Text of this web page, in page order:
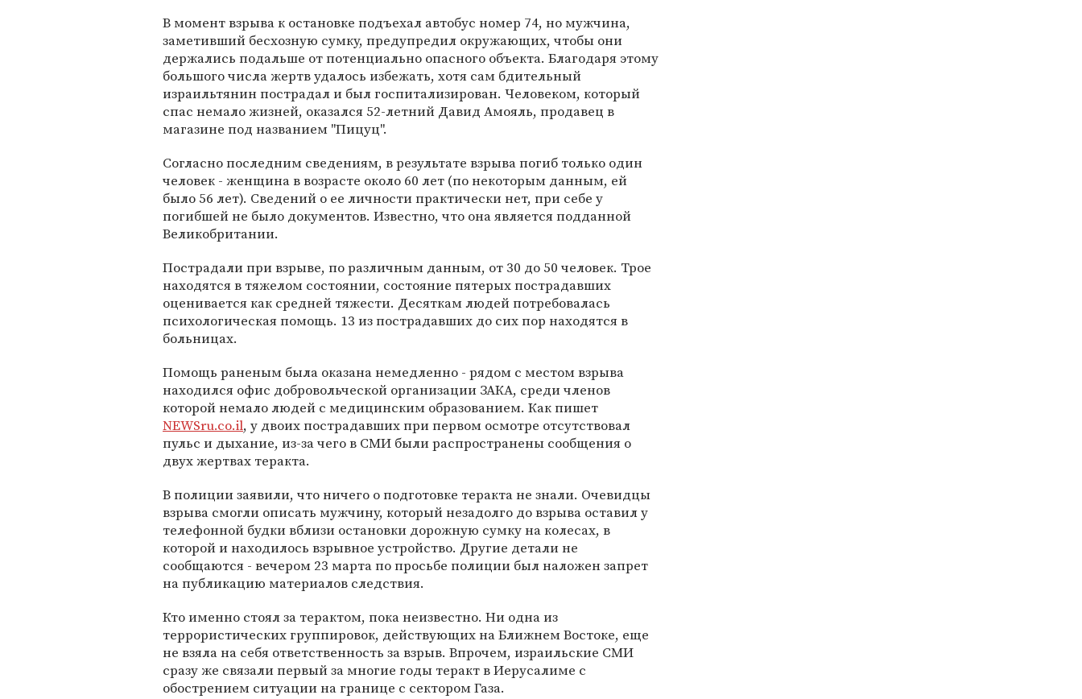
В момент взрыва к остановке подъехал автобус номер 74, но мужчина,
заметивший бесхозную сумку, предупредил окружающих, чтобы они
держались подальше от потенциально опасного объекта. Благодаря этому
большого числа жертв удалось избежать, хотя сам бдительный
израильтянин пострадал и был госпитализирован. Человеком, который
спас немало жизней, оказался 52-летний Давид Амояль, продавец в
магазине под названием "Пицуц".
Согласно последним сведениям, в результате взрыва погиб только один
человек - женщина в возрасте около 60 лет (по некоторым данным, ей
было 56 лет). Сведений о ее личности практически нет, при себе у
погибшей не было документов. Известно, что она является подданной
Великобритании.
Пострадали при взрыве, по различным данным, от 30 до 50 человек. Трое
находятся в тяжелом состоянии, состояние пятерых пострадавших
оценивается как средней тяжести. Десяткам людей потребовалась
психологическая помощь. 13 из пострадавших до сих пор находятся в
больницах.
Помощь раненым была оказана немедленно - рядом с местом взрыва
находился офис добровольческой организации ЗАКА, среди членов
которой немало людей с медицинским образованием. Как пишет
NEWSru.co.il, у двоих пострадавших при первом осмотре отсутствовал
пульс и дыхание, из-за чего в СМИ были распространены сообщения о
двух жертвах теракта.
В полиции заявили, что ничего о подготовке теракта не знали. Очевидцы
взрыва смогли описать мужчину, который незадолго до взрыва оставил у
телефонной будки вблизи остановки дорожную сумку на колесах, в
которой и находилось взрывное устройство. Другие детали не
сообщаются - вечером 23 марта по просьбе полиции был наложен запрет
на публикацию материалов следствия.
Кто именно стоял за терактом, пока неизвестно. Ни одна из
террористических группировок, действующих на Ближнем Востоке, еще
не взяла на себя ответственность за взрыв. Впрочем, израильские СМИ
сразу же связали первый за многие годы теракт в Иерусалиме с
обострением ситуации на границе с сектором Газа.